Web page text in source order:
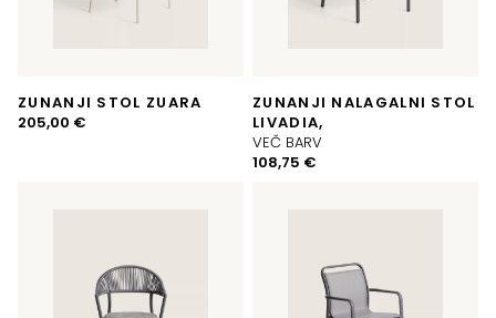
ZUNANJI STOL ZUARA
205,00 €
ZUNANJI NALAGALNI STOL
LIVADIA,
VEČ BARV
108,75 €